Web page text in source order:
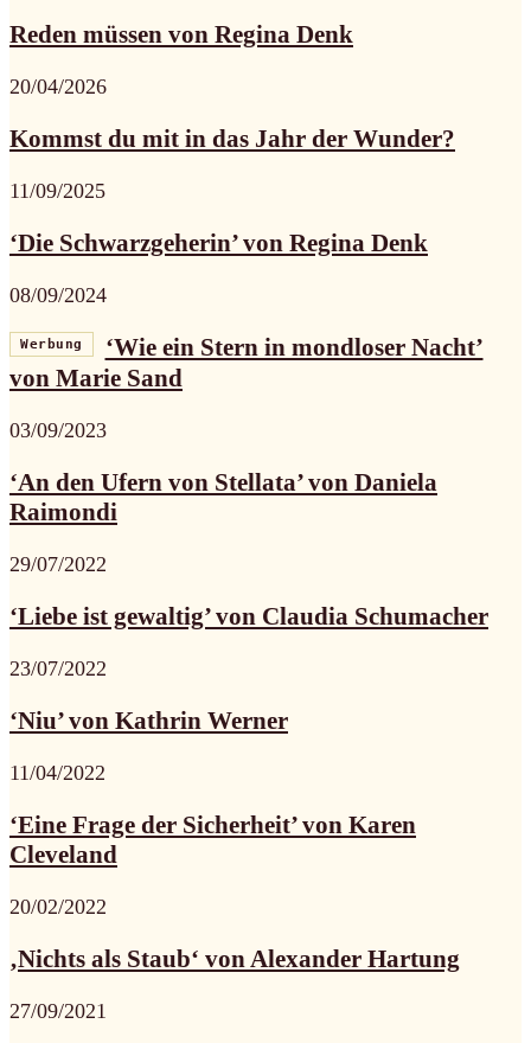
Reden müssen von Regina Denk
20/04/2026
Kommst du mit in das Jahr der Wunder?
11/09/2025
‘Die Schwarzgeherin’ von Regina Denk
08/09/2024
Werbung
‘Wie ein Stern in mondloser Nacht’
von Marie Sand
03/09/2023
‘An den Ufern von Stellata’ von Daniela
Raimondi
29/07/2022
‘Liebe ist gewaltig’ von Claudia Schumacher
23/07/2022
‘Niu’ von Kathrin Werner
11/04/2022
‘Eine Frage der Sicherheit’ von Karen
Cleveland
20/02/2022
‚Nichts als Staub‘ von Alexander Hartung
27/09/2021